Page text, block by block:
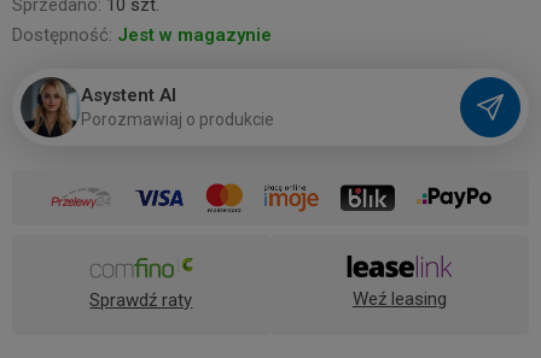
Sprzedano: 10 szt.
Dostępność: Jest w magazynie
Asystent AI
Porozmawiaj o produkcie
Sprawdź raty Weź leasing